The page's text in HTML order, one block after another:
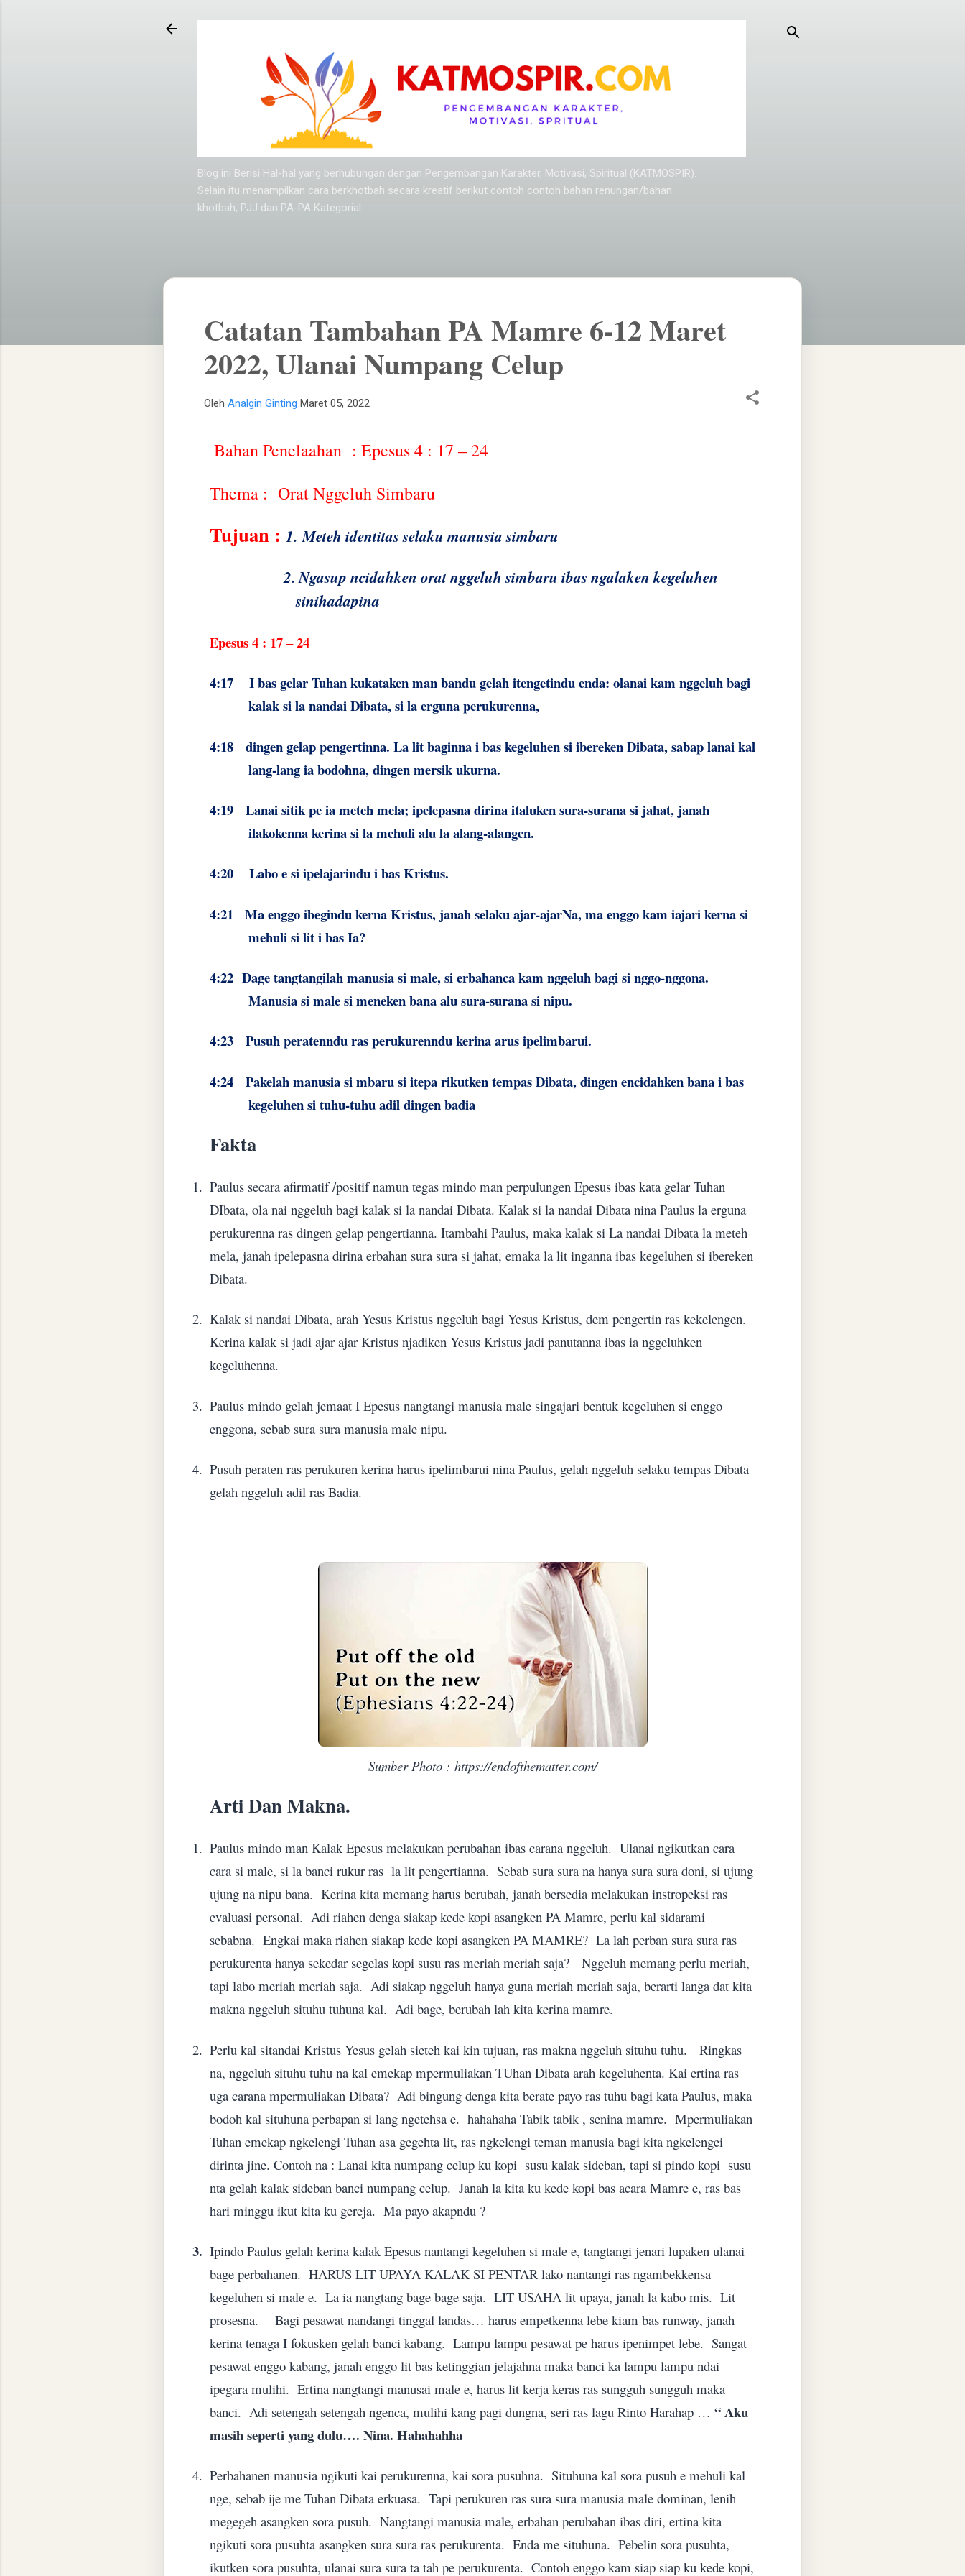
Langsung ke konten utama
Blog ini Berisi Hal-hal yang berhubungan dengan Pengembangan Karakter, Motivasi, Spiritual (KATMOSPIR).
Selain itu menampilkan cara berkhotbah secara kreatif berikut contoh contoh bahan renungan/bahan
khotbah, PJJ dan PA-PA Kategorial
Catatan Tambahan PA Mamre 6-12 Maret
2022, Ulanai Numpang Celup
Oleh Analgin Ginting Maret 05, 2022
Bahan Penelaahan : Epesus 4 : 17 – 24
Thema : Orat Nggeluh Simbaru
Tujuan : 1. Meteh identitas selaku manusia simbaru
2.Ngasup ncidahken orat nggeluh simbaru ibas ngalaken kegeluhen
sinihadapina
Epesus 4 : 17 – 24
4:17
I bas gelar Tuhan kukataken man bandu gelah itengetindu enda: olanai kam nggeluh bagi
kalak si la nandai Dibata, si la erguna perukurenna,
4:18
dingen gelap pengertinna. La lit baginna i bas kegeluhen si ibereken Dibata, sabap lanai kal
lang-lang ia bodohna, dingen mersik ukurna.
4:19
Lanai sitik pe ia meteh mela; ipelepasna dirina italuken sura-surana si jahat, janah
ilakokenna kerina si la mehuli alu la alang-alangen.
4:20 Labo e si ipelajarindu i bas Kristus.
4:21 Ma enggo ibegindu kerna Kristus, janah selaku ajar-ajarNa, ma enggo kam iajari kerna si
mehuli si lit i bas Ia?
4:22 Dage tangtangilah manusia si male, si erbahanca kam nggeluh bagi si nggo-nggona.
Manusia si male si meneken bana alu sura-surana si nipu.
4:23 Pusuh peratenndu ras perukurenndu kerina arus ipelimbarui.
4:24
Pakelah manusia si mbaru si itepa rikutken tempas Dibata, dingen encidahken bana i bas
kegeluhen si tuhu-tuhu adil dingen badia
Fakta
1. Paulus secara afirmatif /positif namun tegas mindo man perpulungen Epesus ibas kata gelar Tuhan
DIbata, ola nai nggeluh bagi kalak si la nandai Dibata. Kalak si la nandai Dibata nina Paulus la erguna
perukurenna ras dingen gelap pengertianna. Itambahi Paulus, maka kalak si La nandai Dibata la meteh
mela, janah ipelepasna dirina erbahan sura sura si jahat, emaka la lit inganna ibas kegeluhen si ibereken
Dibata.
2. Kalak si nandai Dibata, arah Yesus Kristus nggeluh bagi Yesus Kristus, dem pengertin ras kekelengen.
Kerina kalak si jadi ajar ajar Kristus njadiken Yesus Kristus jadi panutanna ibas ia nggeluhken
kegeluhenna.
3. Paulus mindo gelah jemaat I Epesus nangtangi manusia male singajari bentuk kegeluhen si enggo
enggona, sebab sura sura manusia male nipu.
4. Pusuh peraten ras perukuren kerina harus ipelimbarui nina Paulus, gelah nggeluh selaku tempas Dibata
gelah nggeluh adil ras Badia.
Sumber Photo : https://endofthematter.com/
Arti Dan Makna.
1. Paulus mindo man Kalak Epesus melakukan perubahan ibas carana nggeluh. Ulanai ngikutkan cara
cara si male, si la banci rukur ras la lit pengertianna. Sebab sura sura na hanya sura sura doni, si ujung
ujung na nipu bana. Kerina kita memang harus berubah, janah bersedia melakukan instropeksi ras
evaluasi personal. Adi riahen denga siakap kede kopi asangken PA Mamre, perlu kal sidarami
sebabna. Engkai maka riahen siakap kede kopi asangken PA MAMRE? La lah perban sura sura ras
perukurenta hanya sekedar segelas kopi susu ras meriah meriah saja?
Nggeluh memang perlu meriah,
tapi labo meriah meriah saja. Adi siakap nggeluh hanya guna meriah meriah saja, berarti langa dat kita
makna nggeluh situhu tuhuna kal. Adi bage, berubah lah kita kerina mamre.
2. Perlu kal sitandai Kristus Yesus gelah sieteh kai kin tujuan, ras makna nggeluh situhu tuhu.
Ringkas
na, nggeluh situhu tuhu na kal emekap mpermuliakan TUhan Dibata arah kegeluhenta. Kai ertina ras
uga carana mpermuliakan Dibata? Adi bingung denga kita berate payo ras tuhu bagi kata Paulus, maka
bodoh kal situhuna perbapan si lang ngetehsa e. hahahaha Tabik tabik , senina mamre. Mpermuliakan
Tuhan emekap ngkelengi Tuhan asa gegehta lit, ras ngkelengi teman manusia bagi kita ngkelengei
dirinta jine. Contoh na : Lanai kita numpang celup ku kopi susu kalak sideban, tapi si pindo kopi susu
nta gelah kalak sideban banci numpang celup. Janah la kita ku kede kopi bas acara Mamre e, ras bas
hari minggu ikut kita ku gereja. Ma payo akapndu ?
3. Ipindo Paulus gelah kerina kalak Epesus nantangi kegeluhen si male e, tangtangi jenari lupaken ulanai
bage perbahanen. HARUS LIT UPAYA KALAK SI PENTAR lako nantangi ras ngambekkensa
kegeluhen si male e. La ia nangtang bage bage saja. LIT USAHA lit upaya, janah la kabo mis. Lit
prosesna.
Bagi pesawat nandangi tinggal landas… harus empetkenna lebe kiam bas runway, janah
kerina tenaga I fokusken gelah banci kabang. Lampu lampu pesawat pe harus ipenimpet lebe. Sangat
pesawat enggo kabang, janah enggo lit bas ketinggian jelajahna maka banci ka lampu lampu ndai
ipegara mulihi. Ertina nangtangi manusai male e, harus lit kerja keras ras sungguh sungguh maka
banci. Adi setengah setengah ngenca, mulihi kang pagi dungna, seri ras lagu Rinto Harahap … “ Aku
masih seperti yang dulu…. Nina. Hahahahha
4. Perbahanen manusia ngikuti kai perukurenna, kai sora pusuhna. Situhuna kal sora pusuh e mehuli kal
nge, sebab ije me Tuhan Dibata erkuasa. Tapi perukuren ras sura sura manusia male dominan, lenih
megegeh asangken sora pusuh. Nangtangi manusia male, erbahan perubahan ibas diri, ertina kita
ngikuti sora pusuhta asangken sura sura ras perukurenta. Enda me situhuna. Pebelin sora pusuhta,
ikutken sora pusuhta, ulanai sura sura ta tah pe perukurenta. Contoh enggo kam siap siap ku kede kopi,